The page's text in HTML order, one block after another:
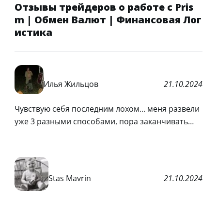
Отзывы трейдеров о работе с Pris
m | Обмен Валют | Финансовая Лог
истика
Илья Жильцов 21.10.2024
Чувствую себя последним лохом… меня развели
уже 3 разными способами, пора заканчивать…
Stas Mavrin 21.10.2024